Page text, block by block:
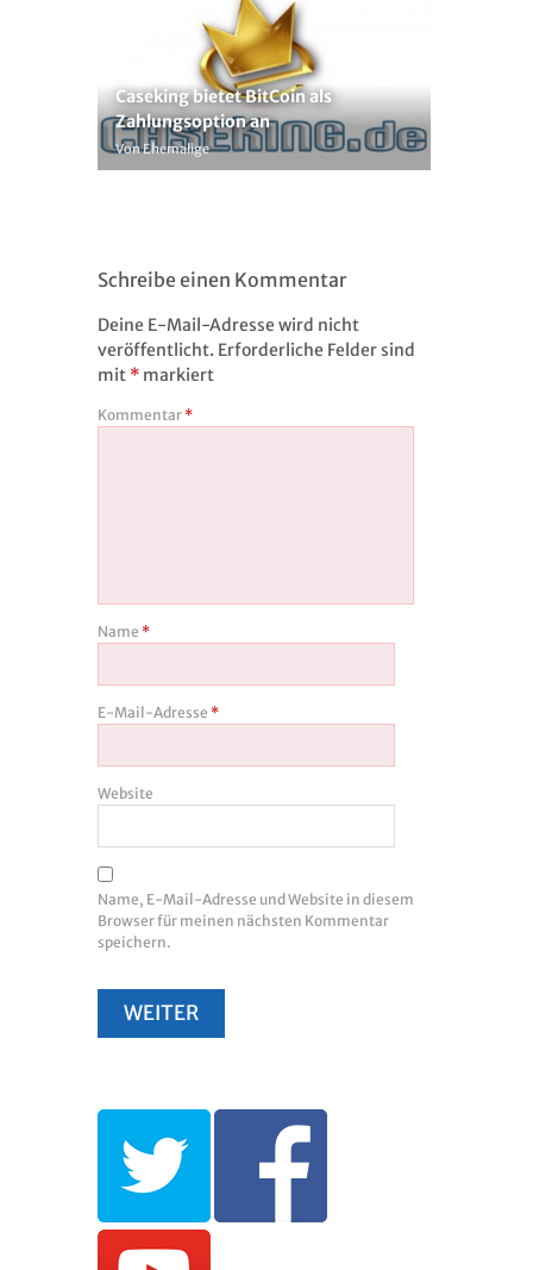
Caseking bietet BitCoin als
Zahlungsoption an
Von Ehemalige
Schreibe einen Kommentar
Deine E-Mail-Adresse wird nicht
veröffentlicht. Erforderliche Felder sind
mit * markiert
Kommentar *
Name *
E-Mail-Adresse *
Website
Name, E-Mail-Adresse und Website in diesem
Browser für meinen nächsten Kommentar
speichern.